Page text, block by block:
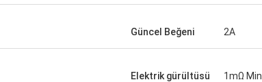
Güncel Beğeni 2A
Elektrik gürültüsü 1mΩ Min